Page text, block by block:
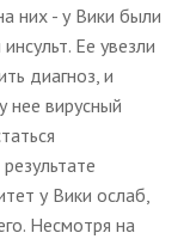
них - у Вики были
Ее увезли
диагноз, и
нее вирусный
у Вики ослаб,
Несмотря на